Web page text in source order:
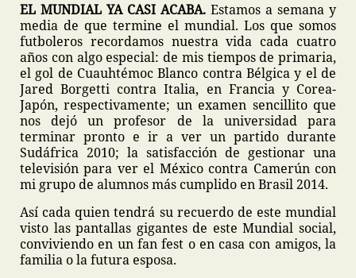
EL MUNDIAL YA CASI ACABA. Estamos a semana y
media de que termine el mundial. Los que somos
futboleros recordamos nuestra vida cada cuatro
años con algo especial: de mis tiempos de primaria,
el gol de Cuauhtémoc Blanco contra Bélgica y el de
Jared Borgetti contra Italia, en Francia y Corea-
Japón, respectivamente; un examen sencillito que
nos dejó un profesor de la universidad para
terminar pronto e ir a ver un partido durante
Sudáfrica 2010; la satisfacción de gestionar una
televisión para ver el México contra Camerún con
mi grupo de alumnos más cumplido en Brasil 2014.
Así cada quien tendrá su recuerdo de este mundial
visto las pantallas gigantes de este Mundial social,
conviviendo en un fan fest o en casa con amigos, la
familia o la futura esposa.